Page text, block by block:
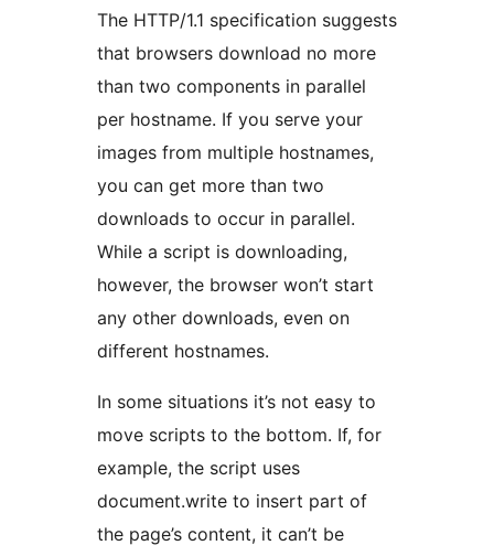
The HTTP/1.1 specification suggests
that browsers download no more
than two components in parallel
per hostname. If you serve your
images from multiple hostnames,
you can get more than two
downloads to occur in parallel.
While a script is downloading,
however, the browser won’t start
any other downloads, even on
different hostnames.
In some situations it’s not easy to
move scripts to the bottom. If, for
example, the script uses
document.write to insert part of
the page’s content, it can’t be